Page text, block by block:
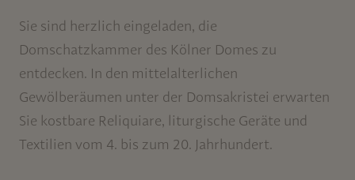
Sie sind herzlich eingeladen, die
Domschatzkammer des Kölner Domes zu
entdecken. In den mittelalterlichen
Gewölberäumen unter der Domsakristei erwarten
Sie kostbare Reliquiare, liturgische Geräte und
Textilien vom 4. bis zum 20. Jahrhundert.